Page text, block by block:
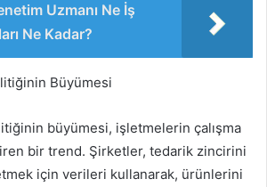
Uzmanı Ne İş
Ne Kadar?
Büyümesi
büyümesi, işletmelerin çalışma
bir trend. Şirketler, tedarik zincirini
için verileri kullanarak, ürünlerini